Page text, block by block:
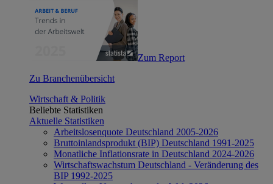
Zum Report
Zu Branchenübersicht
Wirtschaft & Politik
Beliebte Statistiken
Aktuelle Statistiken
Arbeitslosenquote Deutschland 2005-2026
Bruttoinlandsprodukt (BIP) Deutschland 1991-2025
Monatliche Inflationsrate in Deutschland 2024-2026
Wirtschaftswachstum Deutschland - Veränderung des
BIP 1992-2025